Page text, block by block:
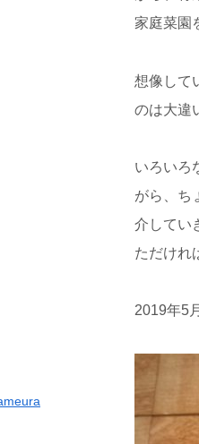
家庭菜園
想像して
のは大違
いろいろ
がら、ち
介してい
ただけれ
2019年5